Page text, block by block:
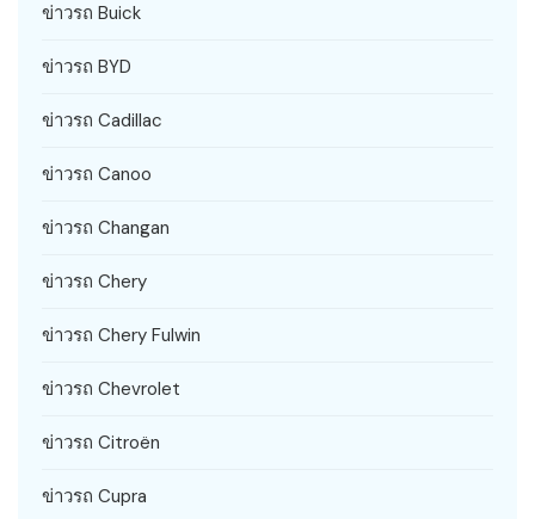
ข่าวรถ Buick
ข่าวรถ BYD
ข่าวรถ Cadillac
ข่าวรถ Canoo
ข่าวรถ Changan
ข่าวรถ Chery
ข่าวรถ Chery Fulwin
ข่าวรถ Chevrolet
ข่าวรถ Citroën
ข่าวรถ Cupra